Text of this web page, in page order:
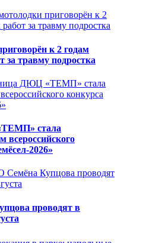
к 2 годам
за травму подростка
стала
всероссийского
2026»
проводят в